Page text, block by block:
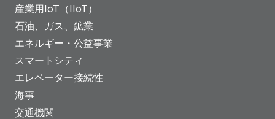
産業用IoT（IIoT）
石油、ガス、鉱業
エネルギー・公益事業
スマートシティ
エレベーター接続性
海事
交通機関